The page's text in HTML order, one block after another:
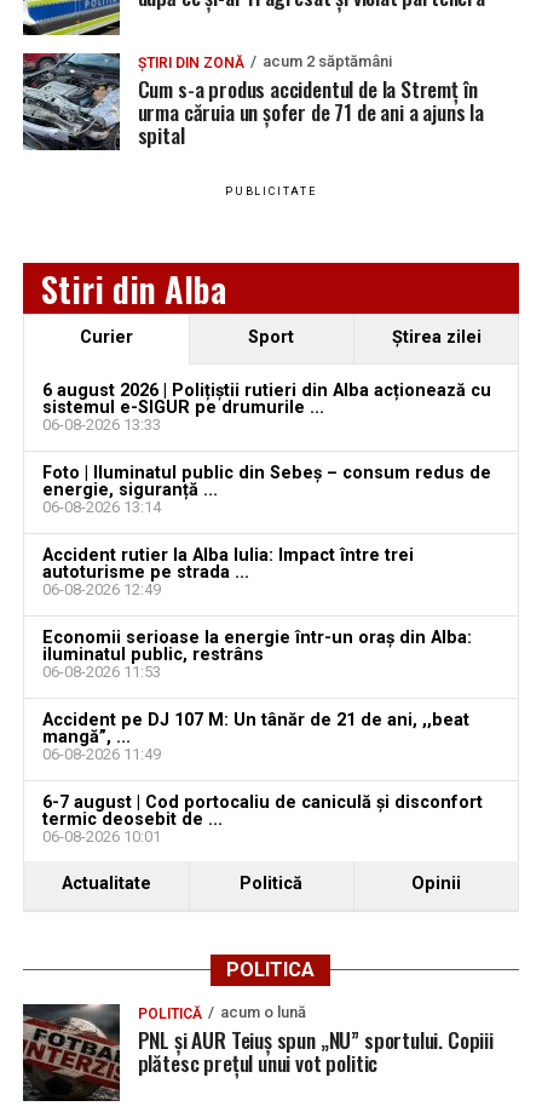
YouTube Instagram WhatsApp Facebook
Ultimele știri din Teiuș
Jaf de peste 300.000 de euro, la Teiuș. Familia
august 2026. AJOFM Alba a publicat lista posturilor
vacante
Locuri de muncă în Galda de Jos, disponibile la 4
vacante
Locuri de muncă în Teiuș, disponibile la 4 august
2026. AJOFM Alba a publicat lista posturilor
vacante
Bărbat de 30 de ani din Galda de Jos, reținut după
ce și-ar fi agresat și violat partenera
ȘTIRI DIN ZONĂ acum 2 săptămâni
Cum s-a produs accidentul de la Stremț în
urma căruia un șofer de 71 de ani a ajuns la
spital
PUBLICITATE
Stiri din Alba
Curier Sport Ştirea zilei
6 august 2026 | Polițiștii rutieri din Alba acționează cu
sistemul e-SIGUR pe drumurile ...
06-08-2026 13:33
Foto | Iluminatul public din Sebeș – consum redus de
energie, siguranță ...
06-08-2026 13:14
Accident rutier la Alba Iulia: Impact între trei
autoturisme pe strada ...
06-08-2026 12:49
Economii serioase la energie într-un oraș din Alba:
iluminatul public, restrâns
06-08-2026 11:53
Accident pe DJ 107 M: Un tânăr de 21 de ani, ,,beat
mangă”, ...
06-08-2026 11:49
6-7 august | Cod portocaliu de caniculă și disconfort
termic deosebit de ...
06-08-2026 10:01
Actualitate Politică Opinii
POLITICA
POLITICĂ acum o lună
PNL și AUR Teiuș spun „NU” sportului. Copiii
plătesc prețul unui vot politic